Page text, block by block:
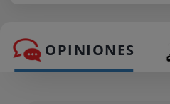
OPINIONES